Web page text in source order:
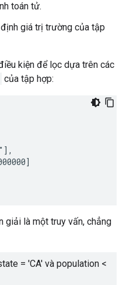
toán tử.
giá trị trường của tập
kiện để lọc dựa trên các
của tập hợp:
giải là một truy vấn, chẳng
= 'CA' và population <